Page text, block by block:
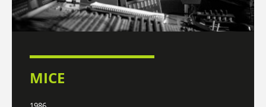
MICE